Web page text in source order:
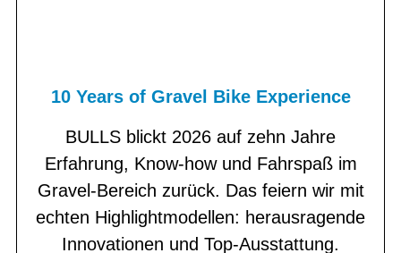
10 Years of Gravel Bike Experience
BULLS blickt 2026 auf zehn Jahre
Erfahrung, Know-how und Fahrspaß im
Gravel-Bereich zurück. Das feiern wir mit
echten Highlightmodellen: herausragende
Innovationen und Top-Ausstattung.